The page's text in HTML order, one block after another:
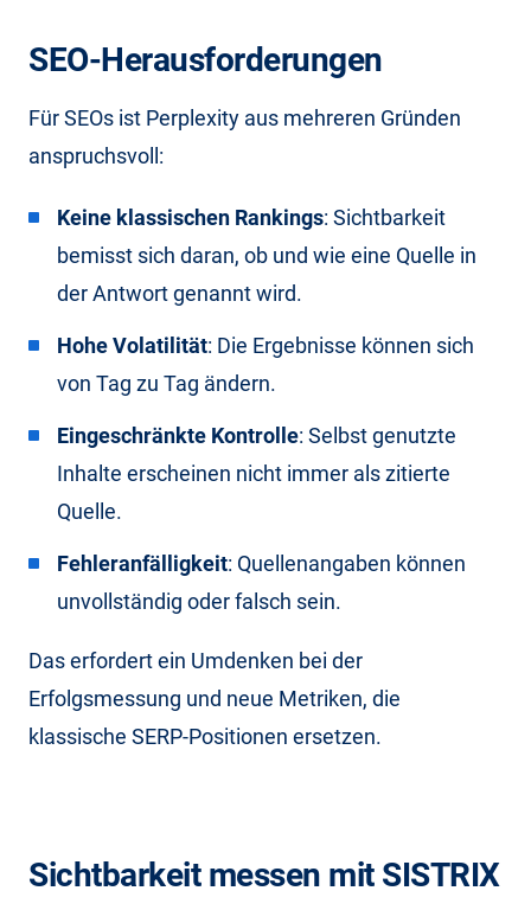
SEO-Herausforderungen
Für SEOs ist Perplexity aus mehreren Gründen
anspruchsvoll:
Keine klassischen Rankings: Sichtbarkeit
bemisst sich daran, ob und wie eine Quelle in
der Antwort genannt wird.
Hohe Volatilität: Die Ergebnisse können sich
von Tag zu Tag ändern.
Eingeschränkte Kontrolle: Selbst genutzte
Inhalte erscheinen nicht immer als zitierte
Quelle.
Fehleranfälligkeit: Quellenangaben können
unvollständig oder falsch sein.
Das erfordert ein Umdenken bei der
Erfolgsmessung und neue Metriken, die
klassische SERP-Positionen ersetzen.
Sichtbarkeit messen mit SISTRIX